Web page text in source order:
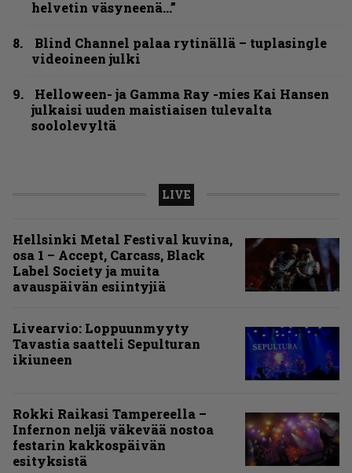
helvetin väsyneenä…”
Blind Channel palaa rytinällä – tuplasingle
videoineen julki
Helloween- ja Gamma Ray -mies Kai Hansen
julkaisi uuden maistiaisen tulevalta
soololevyltä
LIVE
Hellsinki Metal Festival kuvina,
osa 1 – Accept, Carcass, Black
Label Society ja muita
avauspäivän esiintyjiä
Livearvio: Loppuunmyyty
Tavastia saatteli Sepulturan
ikiuneen
Rokki Raikasi Tampereella –
Infernon neljä väkevää nostoa
festarin kakkospäivän
esityksistä